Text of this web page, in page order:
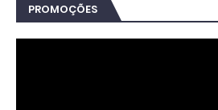
PROMOÇÕES